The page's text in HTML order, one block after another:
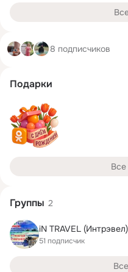
8 подписчиков
Подарки
Все
Группы 2
iN TRAVEL
51 подписчик